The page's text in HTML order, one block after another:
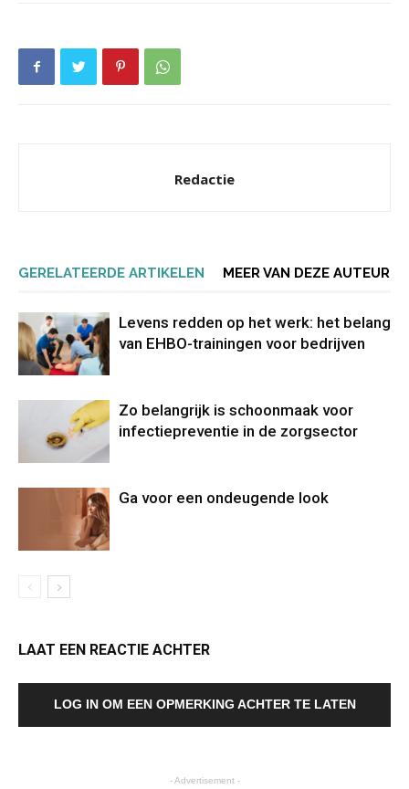
Redactie
GERELATEERDE ARTIKELEN MEER VAN DEZE AUTEUR
Levens redden op het werk: het belang
van EHBO-trainingen voor bedrijven
Zo belangrijk is schoonmaak voor
infectiepreventie in de zorgsector
Ga voor een ondeugende look
LAAT EEN REACTIE ACHTER
LOG IN OM EEN OPMERKING ACHTER TE LATEN
- Advertisement -